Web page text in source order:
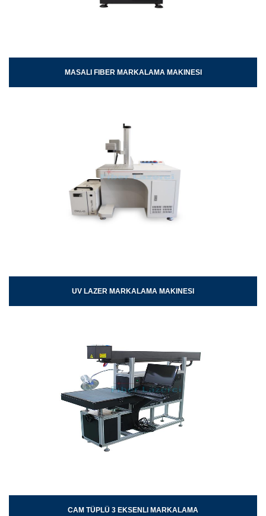
MASALI FIBER MARKALAMA MAKINESI
UV LAZER MARKALAMA MAKINESI
CAM TÜPLÜ 3 EKSENLI MARKALAMA